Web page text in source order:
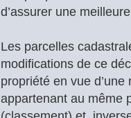
d’assurer une
Les parcelles
modifications de ce
propriété en vue
appartenant au même